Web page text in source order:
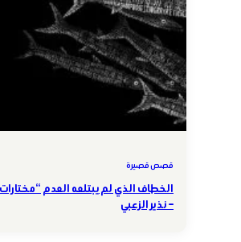
قصص قصيرة
الخطاف الذي لم يبتلعه العدم
– نذير الزعبي